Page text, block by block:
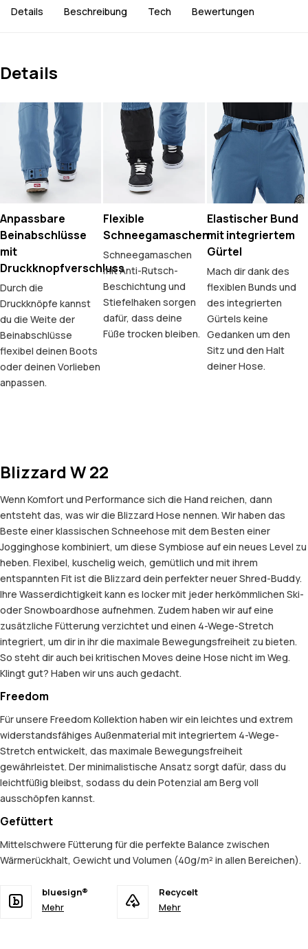
Details Beschreibung Tech Bewertungen
Details
Anpassbare
Beinabschlüsse
mit
Druckknopfverschluss
Durch die
Druckknöpfe kannst
du die Weite der
Beinabschlüsse
flexibel deinen Boots
oder deinen Vorlieben
anpassen.
Flexible
Schneegamaschen
Schneegamaschen
mit Anti-Rutsch-
Beschichtung und
Stiefelhaken sorgen
dafür, dass deine
Füße trocken bleiben.
Elastischer Bund
mit integriertem
Gürtel
Mach dir dank des
flexiblen Bunds und
des integrierten
Gürtels keine
Gedanken um den
Sitz und den Halt
deiner Hose.
Blizzard W 22
Wenn Komfort und Performance sich die Hand reichen, dann
entsteht das, was wir die Blizzard Hose nennen. Wir haben das
Beste einer klassischen Schneehose mit dem Besten einer
Jogginghose kombiniert, um diese Symbiose auf ein neues Level zu
heben. Flexibel, kuschelig weich, gemütlich und mit ihrem
entspannten Fit ist die Blizzard dein perfekter neuer Shred-Buddy.
Ihre Wasserdichtigkeit kann es locker mit jeder herkömmlichen Ski-
oder Snowboardhose aufnehmen. Zudem haben wir auf eine
zusätzliche Fütterung verzichtet und einen 4-Wege-Stretch
integriert, um dir in ihr die maximale Bewegungsfreiheit zu bieten.
So steht dir auch bei kritischen Moves deine Hose nicht im Weg.
Klingt gut? Haben wir uns auch gedacht.
Freedom
Für unsere Freedom Kollektion haben wir ein leichtes und extrem
widerstandsfähiges Außenmaterial mit integriertem 4-Wege-
Stretch entwickelt, das maximale Bewegungsfreiheit
gewährleistet. Der minimalistische Ansatz sorgt dafür, dass du
leichtfüßig bleibst, sodass du dein Potenzial am Berg voll
ausschöpfen kannst.
Gefüttert
Mittelschwere Fütterung für die perfekte Balance zwischen
Wärmerückhalt, Gewicht und Volumen (40g/m² in allen Bereichen).
bluesign®
Mehr
Recycelt
Mehr